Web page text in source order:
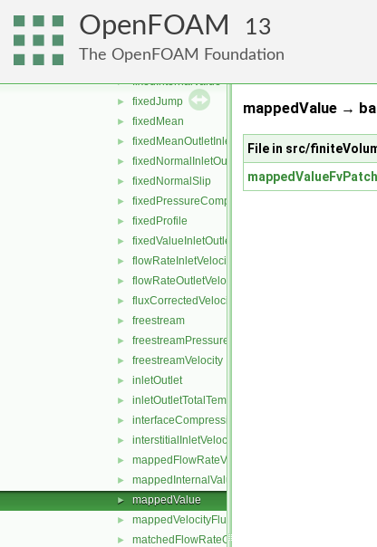
OpenFOAM 13
The OpenFOAM Foundation
► fanPressureJump
► fixedFluxPressure
► fixedInternalValue
► fixedJump
► fixedMean
► fixedMeanOutletInlet
► fixedNormalInletOutletVelocity
► fixedNormalSlip
► fixedPressureCompressibleDensity
► fixedProfile
► fixedValueInletOutlet
► flowRateInletVelocity
► flowRateOutletVelocity
► fluxCorrectedVelocity
► freestream
► freestreamPressure
► freestreamVelocity
► inletOutlet
► inletOutletTotalTemperature
► interfaceCompression
► interstitialInletVelocity
► mappedFlowRateVelocity
► mappedInternalValue
► mappedValue
► mappedVelocityFlux
► matchedFlowRateOutletVelocity
mappedValue →
File in src/